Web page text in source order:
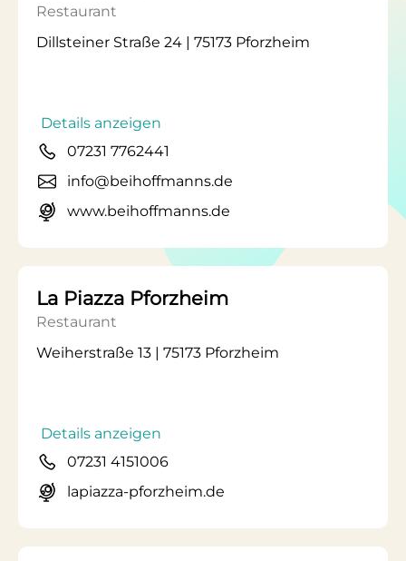
Restaurant
Dillsteiner Straße 24 | 75173 Pforzheim
Details anzeigen
07231 7762441
info@beihoffmanns.de
www.beihoffmanns.de
La Piazza Pforzheim
Restaurant
Weiherstraße 13 | 75173 Pforzheim
Details anzeigen
07231 4151006
lapiazza-pforzheim.de